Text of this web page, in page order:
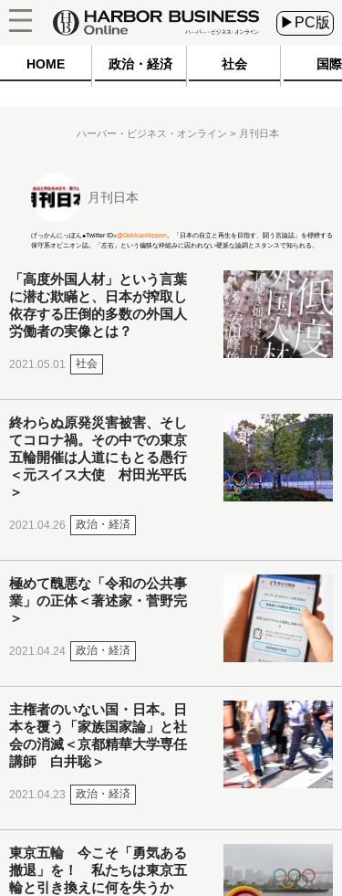
▶PC版
HOME 政治・経済 社会 国際
ハーバー・ビジネス・オンライン 月刊日本
月刊日本
げっかんにっぽん●Twitter ID=@GekkanNippon 。「日本の自立と再生を目指す、闘う言論誌」を標榜する
保守系オピニオン誌。「左右」という偏狭な枠組みに囚われない硬派な論調とスタンスで知られる。
「高度外国人材」という言葉
に潜む欺瞞と、日本が搾取し
依存する圧倒的多数の外国人
労働者の実像とは？
2021.05.01 社会
終わらぬ原発災害被害、そし
てコロナ禍。その中での東京
五輪開催は人道にもとる愚行
＜元スイス大使 村田光平氏
＞
2021.04.26 政治・経済
極めて醜悪な「令和の公共事
業」の正体＜著述家・菅野完
＞
2021.04.24 政治・経済
主権者のいない国・日本。日
本を覆う「家族国家論」と社
会の消滅＜京都精華大学専任
講師 白井聡＞
2021.04.23 政治・経済
東京五輪 今こそ「勇気ある
撤退」を！ 私たちは東京五
輪と引き換えに何を失うか